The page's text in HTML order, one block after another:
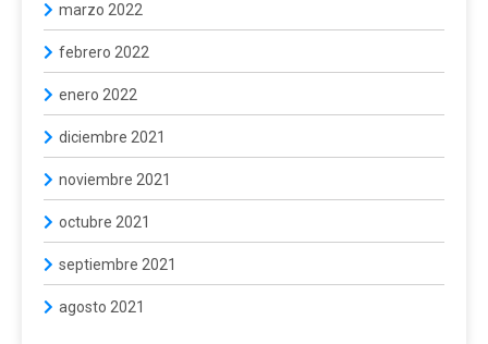
marzo 2022
febrero 2022
enero 2022
diciembre 2021
noviembre 2021
octubre 2021
septiembre 2021
agosto 2021